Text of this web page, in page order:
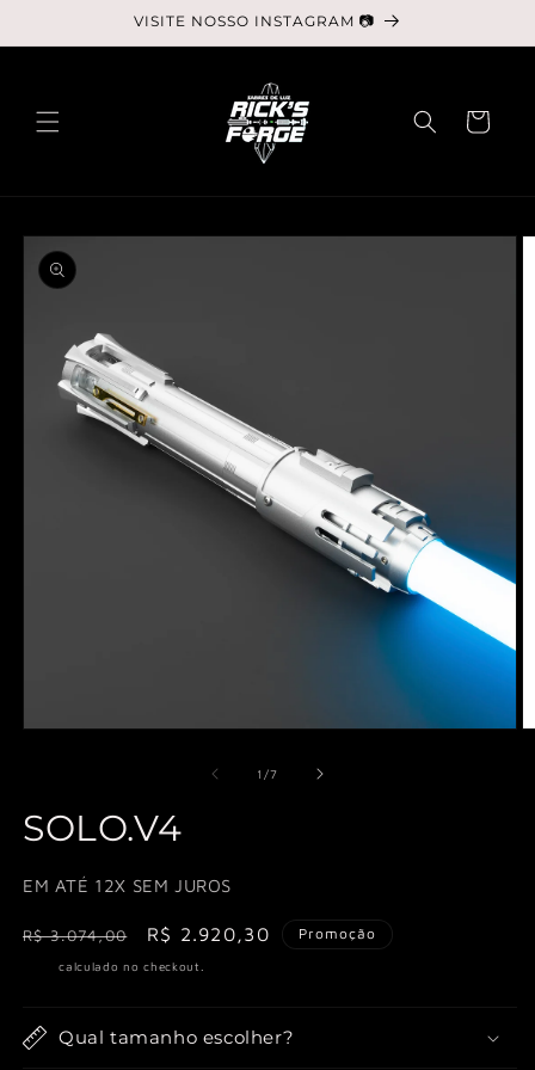
conteúdo
VISITE NOSSO INSTAGRAM 📷
Carrinho
informações
do produto
modal
1 /de
7
SOLO.V4
EM ATÉ 12X SEM JUROS
Preço
normal
R$ 3.074,00
Preço
promocional
R$ 2.920,30 Promoção
calculado no checkout.
Qual tamanho escolher?